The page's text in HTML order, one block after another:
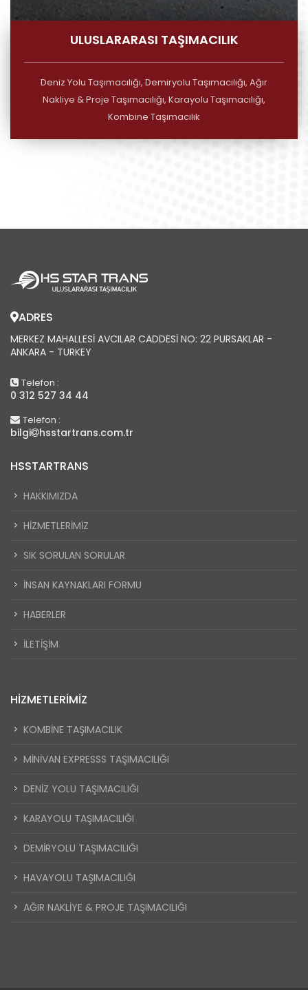
ULUSLARARASI TAŞIMACILIK
Deniz Yolu Taşımacılığı, Demiryolu Taşımacılığı, Ağır
Nakliye & Proje Taşımacılığı, Karayolu Taşımacılığı,
Kombine Taşımacılık
ADRES
MERKEZ MAHALLESI AVCILAR CADDESI NO: 22 PURSAKLAR -
ANKARA - TURKEY
Telefon :
0 312 527 34 44
Telefon :
bilgi hsstartrans.com.tr
HSSTARTRANS
HAKKIMIZDA
HIZMETLERIMIZ
SIK SORULAN SORULAR
İNSAN KAYNAKLARI FORMU
HABERLER
İLETIŞIM
HIZMETLERIMIZ
KOMBİNE TAŞIMACILIK
MİNİVAN EXPRESSS TAŞIMACILIĞI
DENİZ YOLU TAŞIMACILIĞI
KARAYOLU TAŞIMACILIĞI
DEMİRYOLU TAŞIMACILIĞI
HAVAYOLU TAŞIMACILIĞI
AĞIR NAKLİYE & PROJE TAŞIMACILIĞI